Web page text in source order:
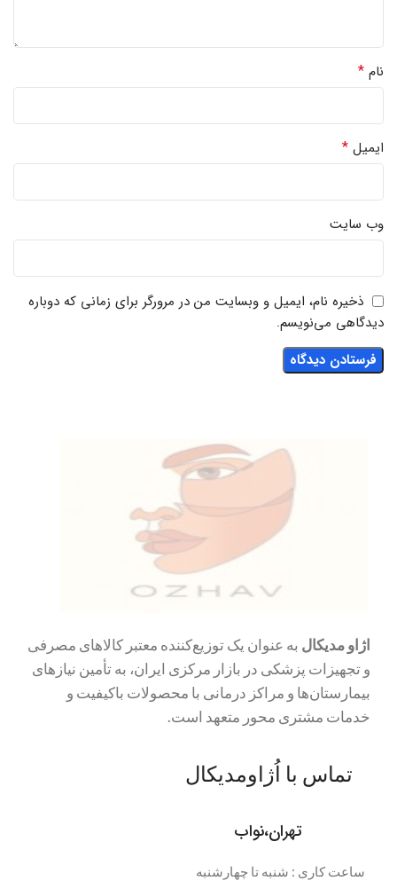
نام *
ایمیل *
وب‌ سایت
ذخیره نام، ایمیل و وبسایت من در مرورگر برای زمانی که دوباره
دیدگاهی می‌نویسم.
اژاو مدیکال به عنوان یک توزیع‌کننده معتبر کالاهای مصرفی
و تجهیزات پزشکی در بازار مرکزی ایران، به تأمین نیازهای
بیمارستان‌ها و مراکز درمانی با محصولات باکیفیت و
خدمات مشتری محور متعهد است.
تماس با اُژاومدیکال
تهران،نواب
ساعت کاری : شنبه تا چهارشنبه